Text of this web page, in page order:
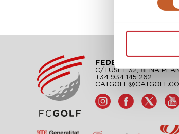
FEDERACIÓ
C/TUSET 32, 8ÈNA
+34 934 145 262